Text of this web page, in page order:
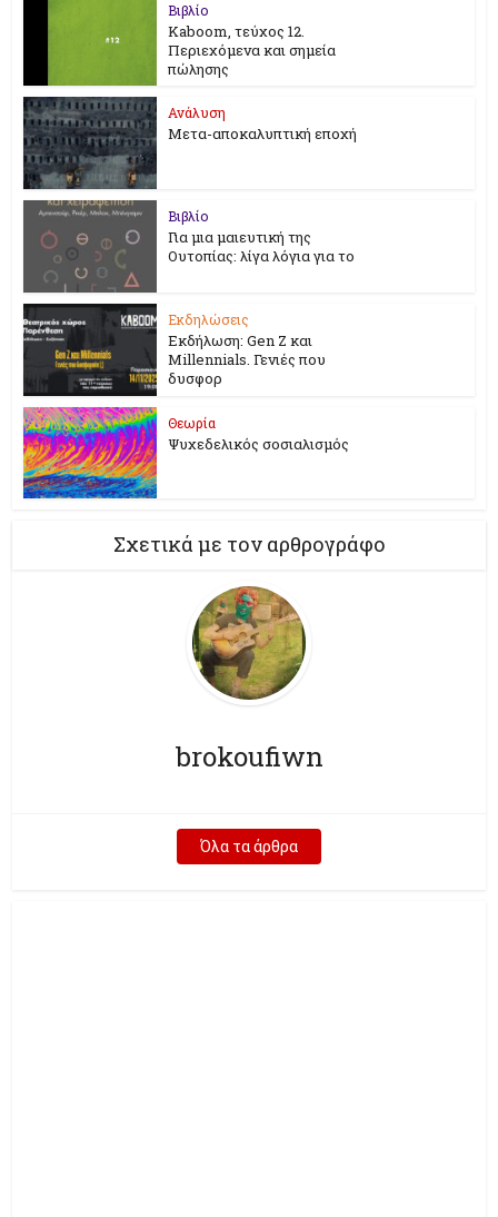
Βιβλίο
Kaboom, τεύχος 12.
Περιεχόμενα και σημεία
πώλησης
Ανάλυση
Μετα-αποκαλυπτική εποχή
Βιβλίο
Για μια μαιευτική της
Ουτοπίας: λίγα λόγια για το
Εκδηλώσεις
Εκδήλωση: Gen Z και
Millennials. Γενιές που
δυσφορ
Θεωρία
Ψυχεδελικός σοσιαλισμός
Σχετικά με τον αρθρογράφο
brokoufiwn
Όλα τα άρθρα